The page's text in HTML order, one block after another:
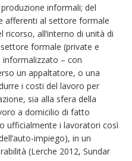
informali; del
afferenti al settore formale
all’interno di unità di
formale (private e
– con
un appaltatore, o una
i costi del lavoro per
sia alla sfera della
a domicilio di fatto
ufficialmente i lavoratori così
impiego), in un
(Lerche 2012, Sundar